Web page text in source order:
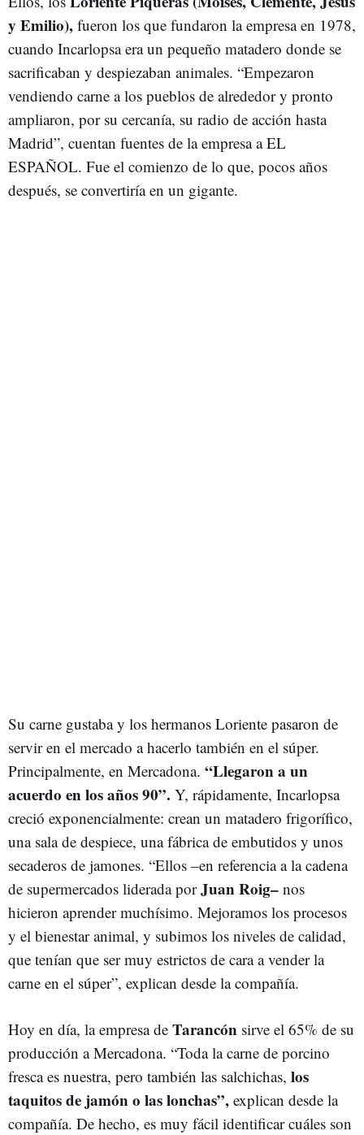
y Emilio), fueron los que fundaron la empresa en 1978,
cuando Incarlopsa era un pequeño matadero donde se
sacrificaban y despiezaban animales. “Empezaron
vendiendo carne a los pueblos de alrededor y pronto
ampliaron, por su cercanía, su radio de acción hasta
Madrid”, cuentan fuentes de la empresa a EL
ESPAÑOL. Fue el comienzo de lo que, pocos años
después, se convertiría en un gigante.
Su carne gustaba y los hermanos Loriente pasaron de
servir en el mercado a hacerlo también en el súper.
Principalmente, en Mercadona. “Llegaron a un
acuerdo en los años 90”. Y, rápidamente, Incarlopsa
creció exponencialmente: crean un matadero frigorífico,
una sala de despiece, una fábrica de embutidos y unos
secaderos de jamones. “Ellos –en referencia a la cadena
de supermercados liderada porJuan Roig– nos
hicieron aprender muchísimo. Mejoramos los procesos
y el bienestar animal, y subimos los niveles de calidad,
que tenían que ser muy estrictos de cara a vender la
carne en el súper”, explican desde la compañía.
Hoy en día, la empresa de Tarancón sirve el 65% de su
producción a Mercadona. “Toda la carne de porcino
fresca es nuestra, pero también las salchichas, los
taquitos de jamón o las lonchas”, explican desde la
compañía. De hecho, es muy fácil identificar cuáles son